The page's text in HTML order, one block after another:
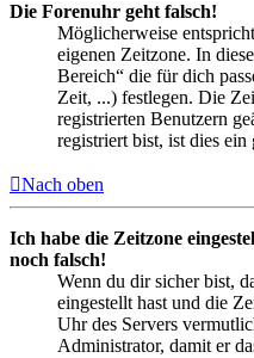
Die Forenuhr geht falsch!
Möglicherweise
eigenen Zeitzone. In
Bereich“ die für dich
Zeit, ...) festlegen. Die
registrierten Benutzern
registriert bist, ist dies
Nach oben
Ich habe die Zeitzone
noch falsch!
Wenn du dir sicher bist,
eingestellt hast und die
Uhr des Servers
Administrator, damit er